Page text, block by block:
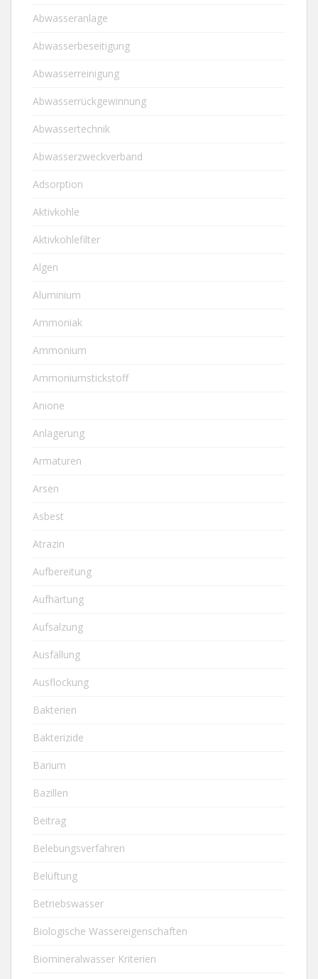
Abwasseranlage
Abwasserbeseitigung
Abwasserreinigung
Abwasserrückgewinnung
Abwassertechnik
Abwasserzweckverband
Adsorption
Aktivkohle
Aktivkohlefilter
Algen
Aluminium
Ammoniak
Ammonium
Ammoniumstickstoff
Anione
Anlagerung
Armaturen
Arsen
Asbest
Atrazin
Aufbereitung
Aufhärtung
Aufsalzung
Ausfällung
Ausflockung
Bakterien
Bakterizide
Barium
Bazillen
Beitrag
Belebungsverfahren
Belüftung
Betriebswasser
Biologische Wassereigenschaften
Biomineralwasser Kriterien